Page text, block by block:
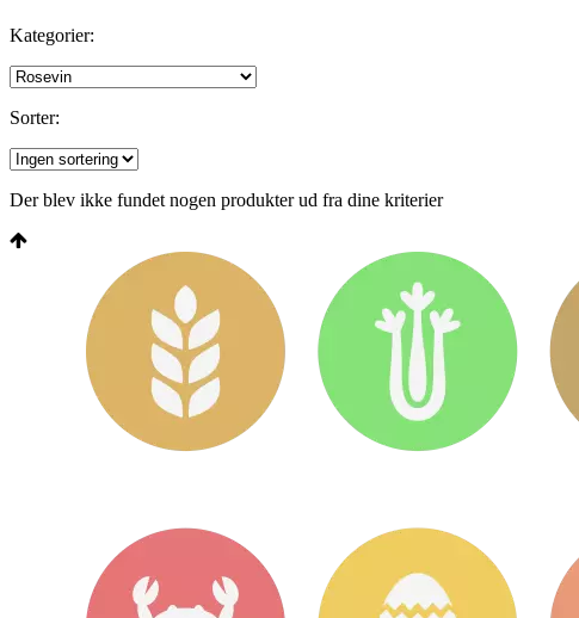
Kategorier:
Sorter:
Der blev ikke fundet nogen produkter ud fra dine kriterier